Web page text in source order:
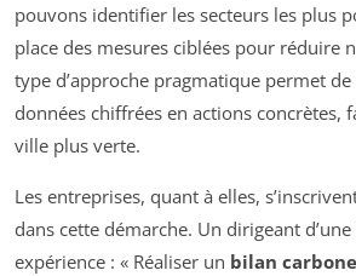
pouvons identifier les secteurs les plus
place des mesures ciblées pour réduire
type d’approche pragmatique permet
données chiffrées en actions concrètes,
ville plus verte.
Les entreprises, quant à elles,
dans cette démarche. Un dirigeant d’une
expérience : « Réaliser un bilan carbone